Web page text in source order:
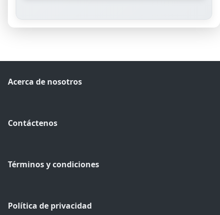
Acerca de nosotros
Contáctenos
Términos y condiciones
Política de privacidad